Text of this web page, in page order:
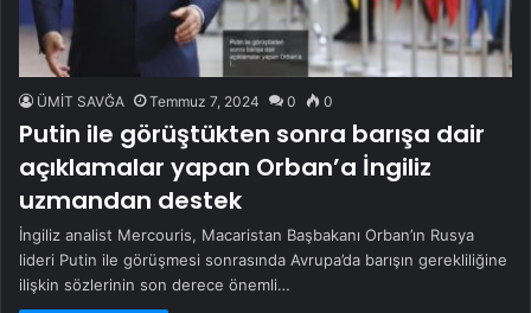
ÜMİT SAVĞA Temmuz 7, 2024 0 0
Putin ile görüştükten sonra barışa dair
açıklamalar yapan Orban’a İngiliz
uzmandan destek
İngiliz analist Mercouris, Macaristan Başbakanı Orban’ın Rusya
lideri Putin ile görüşmesi sonrasında Avrupa’da barışın gerekliliğine
ilişkin sözlerinin son derece önemli…